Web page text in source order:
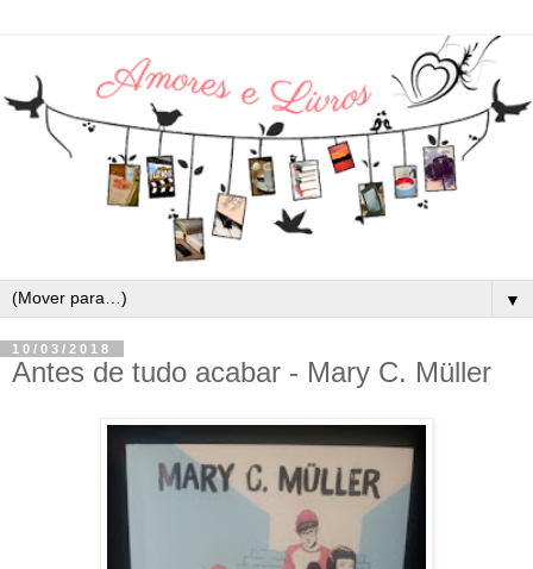
▼
10/03/2018
Antes de tudo acabar - Mary C. Müller